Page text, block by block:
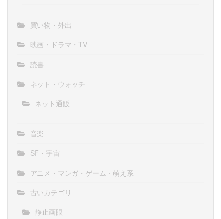
買い物・外出
映画・ドラマ・TV
読書
ネット・ウォッチ
ネット通販
音楽
SF・宇宙
アニメ・マンガ・ゲーム・萌え系
古いカテゴリ
静止画眼